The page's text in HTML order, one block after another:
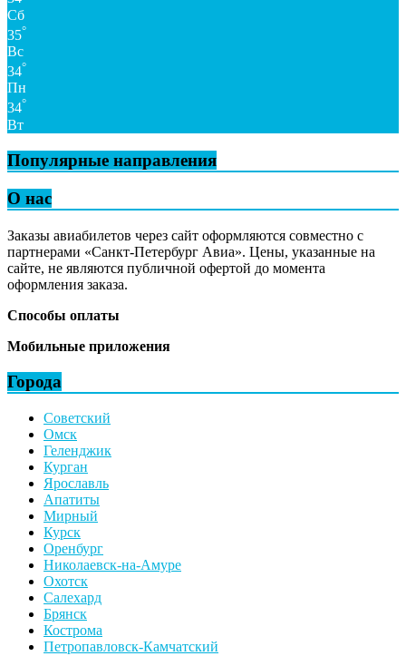
Сб
35°
Вс
34°
Пн
34°
Вт
Популярные направления
О нас
Заказы авиабилетов через сайт оформляются совместно с
партнерами «Санкт-Петербург Авиа». Цены, указанные на
сайте, не являются публичной офертой до момента
оформления заказа.
Способы оплаты
Мобильные приложения
Города
Советский
Омск
Геленджик
Курган
Ярославль
Апатиты
Мирный
Курск
Оренбург
Николаевск-на-Амуре
Охотск
Салехард
Брянск
Кострома
Петропавловск-Камчатский